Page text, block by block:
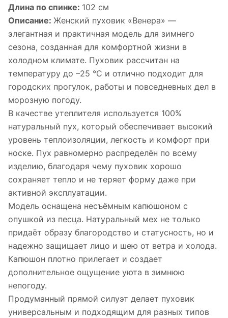
Длина по спинке: 102 см
Описание: Женский пуховик «Венера» —
элегантная и практичная модель для зимнего
сезона, созданная для комфортной жизни в
холодном климате. Пуховик рассчитан на
температуру до –25 °C и отлично подходит для
городских прогулок, работы и повседневных дел в
морозную погоду.
В качестве утеплителя используется 100%
натуральный пух, который обеспечивает высокий
уровень теплоизоляции, легкость и комфорт при
носке. Пух равномерно распределён по всему
изделию, благодаря чему пуховик хорошо
сохраняет тепло и не теряет форму даже при
активной эксплуатации.
Модель оснащена несъёмным капюшоном с
опушкой из песца. Натуральный мех не только
придаёт образу благородство и статусность, но и
надежно защищает лицо и шею от ветра и холода.
Капюшон плотно прилегает и создает
дополнительное ощущение уюта в зимнюю
непогоду.
Продуманный прямой силуэт делает пуховик
универсальным и подходящим для разных типов